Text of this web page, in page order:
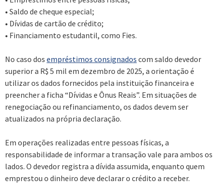
• Saldo de cheque especial;
• Dívidas de cartão de crédito;
• Financiamento estudantil, como Fies.
No caso dos empréstimos consignados com saldo devedor
superior a R$ 5 mil em dezembro de 2025, a orientação é
utilizar os dados fornecidos pela instituição financeira e
preencher a ficha “Dívidas e Ônus Reais”. Em situações de
renegociação ou refinanciamento, os dados devem ser
atualizados na própria declaração.
Em operações realizadas entre pessoas físicas, a
responsabilidade de informar a transação vale para ambos os
lados. O devedor registra a dívida assumida, enquanto quem
emprestou o dinheiro deve declarar o crédito a receber.